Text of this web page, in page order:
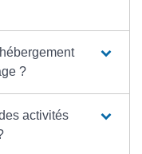
?
activités